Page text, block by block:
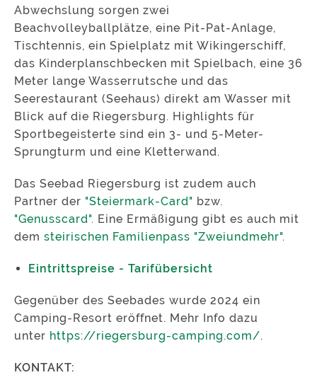
Abwechslung sorgen zwei
Beachvolleyballplätze, eine Pit-Pat-Anlage,
Tischtennis, ein Spielplatz mit Wikingerschiff,
das Kinderplanschbecken mit Spielbach, eine 36
Meter lange Wasserrutsche und das
Seerestaurant (Seehaus) direkt am Wasser mit
Blick auf die Riegersburg. Highlights für
Sportbegeisterte sind ein 3- und 5-Meter-
Sprungturm und eine Kletterwand.
Das Seebad Riegersburg ist zudem auch
Partner der "Steiermark-Card" bzw.
"Genusscard". Eine Ermäßigung gibt es auch mit
dem steirischen Familienpass "Zweiundmehr".
Eintrittspreise - Tarifübersicht
Gegenüber des Seebades wurde 2024 ein
Camping-Resort eröffnet. Mehr Info dazu
unter https://riegersburg-camping.com/.
KONTAKT: